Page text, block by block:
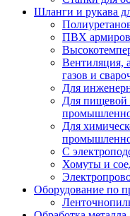
Шланги и рукава
ПВХ
Вентиляция,
газов и
Для
Для пищевой
Для
С
Хомуты и
Оборудование по